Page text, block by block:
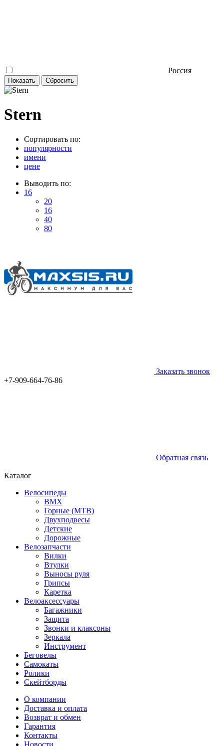
Россия
Stern
Сортировать по:
популярности
имени
цене
Выводить по:
16
20
16
40
80
Заказать звонок
+7-909-664-76-86
Обратная связь
Каталог
Велосипеды
BMX
Горные (MTB)
Двухподвесы
Детские
Дорожные
Велозапчасти
Вилки
Втулки
Выносы руля
Грипсы
Каретка
Велоаксессуары
Багажники
Защита
Звонки и клаксоны
Зеркала
Инструмент
Беговелы
Самокаты
Ролики
Скейтборды
О компании
Доставка и оплата
Возврат и обмен
Гарантия
Контакты
Новости